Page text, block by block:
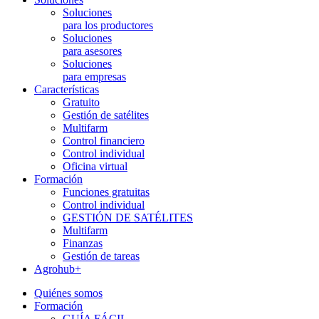
Soluciones
para los productores
Soluciones
para asesores
Soluciones
para empresas
Características
Gratuito
Gestión de satélites
Multifarm
Control financiero
Control individual
Oficina virtual
Formación
Funciones gratuitas
Control individual
GESTIÓN DE SATÉLITES
Multifarm
Finanzas
Gestión de tareas
Agrohub+
Quiénes somos
Formación